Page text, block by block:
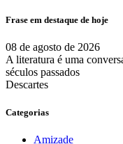
Frase em destaque de hoje
08 de agosto de 2026
A literatura é uma
séculos passados
Descartes
Categorias
Amizade